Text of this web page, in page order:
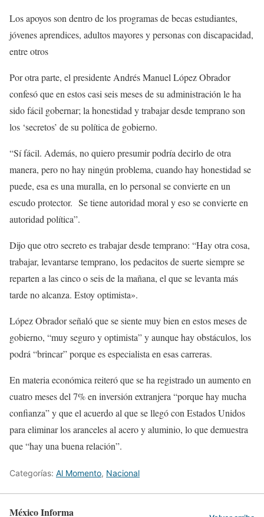
Los apoyos son dentro de los programas de becas estudiantes,
jóvenes aprendices, adultos mayores y personas con discapacidad,
entre otros
Por otra parte, el presidente Andrés Manuel López Obrador
confesó que en estos casi seis meses de su administración le ha
sido fácil gobernar; la honestidad y trabajar desde temprano son
los ‘secretos’ de su política de gobierno.
“Sí fácil. Además, no quiero presumir podría decirlo de otra
manera, pero no hay ningún problema, cuando hay honestidad se
puede, esa es una muralla, en lo personal se convierte en un
escudo protector. Se tiene autoridad moral y eso se convierte en
autoridad política”.
Dijo que otro secreto es trabajar desde temprano: “Hay otra cosa,
trabajar, levantarse temprano, los pedacitos de suerte siempre se
reparten a las cinco o seis de la mañana, el que se levanta más
tarde no alcanza. Estoy optimista».
López Obrador señaló que se siente muy bien en estos meses de
gobierno, “muy seguro y optimista” y aunque hay obstáculos, los
podrá “brincar” porque es especialista en esas carreras.
En materia económica reiteró que se ha registrado un aumento en
cuatro meses del 7% en inversión extranjera “porque hay mucha
confianza” y que el acuerdo al que se llegó con Estados Unidos
para eliminar los aranceles al acero y aluminio, lo que demuestra
que “hay una buena relación”.
Categorías: Al Momento, Nacional
México Informa